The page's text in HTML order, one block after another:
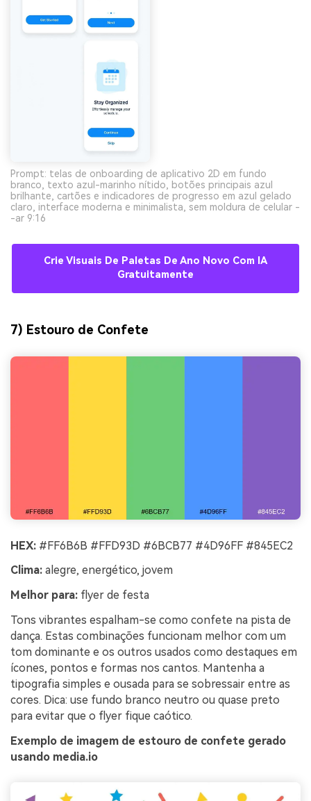
Prompt: telas de onboarding de aplicativo 2D em fundo
branco, texto azul-marinho nítido, botões principais azul
brilhante, cartões e indicadores de progresso em azul gelado
claro, interface moderna e minimalista, sem moldura de celular -
-ar 9:16
Crie Visuais De Paletas De Ano Novo Com IA
Gratuitamente
7) Estouro de Confete
HEX: #FF6B6B #FFD93D #6BCB77 #4D96FF #845EC2
Clima: alegre, energético, jovem
Melhor para: flyer de festa
Tons vibrantes espalham-se como confete na pista de
dança. Estas combinações funcionam melhor com um
tom dominante e os outros usados como destaques em
ícones, pontos e formas nos cantos. Mantenha a
tipografia simples e ousada para se sobressair entre as
cores. Dica: use fundo branco neutro ou quase preto
para evitar que o flyer fique caótico.
Exemplo de imagem de estouro de confete gerado
usando media.io